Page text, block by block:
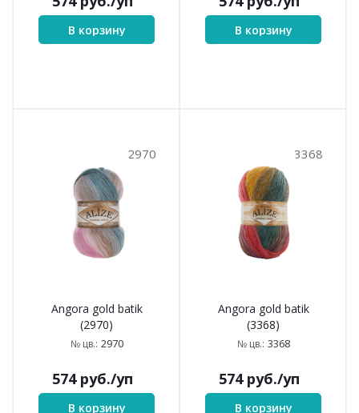
В корзину В корзину
2970
Angora gold batik
(2970)
№ цв.: 2970
574руб./уп
В корзину
3368
Angora gold batik
(3368)
№ цв.: 3368
574руб./уп
В корзину